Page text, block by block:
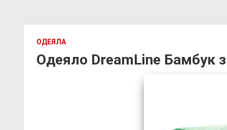
ОДЕЯЛА
Одеяло DreamLine Бамбук